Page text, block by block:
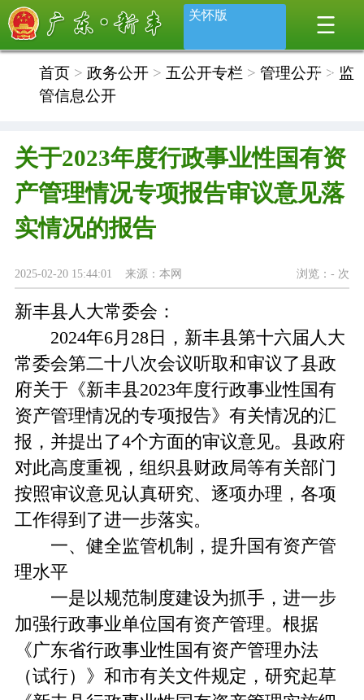
关怀版
首页> 政务公开> 五公开专栏 > 管理公开> 监
管信息公开
关于2023年度行政事业性国有资
产管理情况专项报告审议意见落
实情况的报告
浏览：- 次
2025-02-20 15:44:01 来源：本网
新丰县人大常委会：
2024年6月28日，新丰县第十六届人大
常委会第二十八次会议听取和审议了县政
府关于《新丰县2023年度行政事业性国有
资产管理情况的专项报告》有关情况的汇
报，并提出了4个方面的审议意见。县政府
对此高度重视，组织县财政局等有关部门
按照审议意见认真研究、逐项办理，各项
工作得到了进一步落实。
一、健全监管机制，提升国有资产管
理水平
一是以规范制度建设为抓手，进一步
加强行政事业单位国有资产管理。根据
《广东省行政事业性国有资产管理办法
（试行）》和市有关文件规定，研究起草